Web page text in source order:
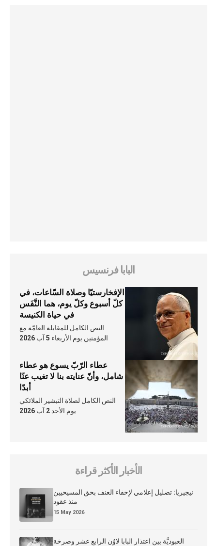
البابا فرنسيس
الإفخارستيّا وصلاة السّاعات، في
كلّ أسبوع وكلّ يوم، هما النَّفَس
في حياة الكنيسة
النص الكامل للمقابلة العامّة مع
المؤمنين يوم الأربعاء 5 آب 2026
عطاء الرّبّ يسوع هو عطاء
شامل، وأنّ عنايته بنا لا تغيب عنّا
أبدًا
النص الكامل لصلاة التبشير الملائكي
يوم الأحد 2 آب 2026
الأخبار الأكثر قراءة
نيجيريا: تضليل إعلامي لإخفاء العنف بحق المسيحيين
منذ عقود
15 May 2026
العبوديَّة بين اعتذار البابا لاوُن الرابع عشر وصرخة